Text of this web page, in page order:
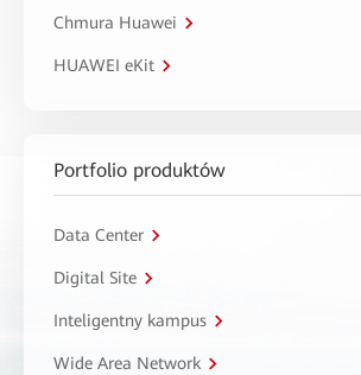
Chmura Huawei
HUAWEI eKit
Portfolio produktów
Data Center
Digital Site
Inteligentny kampus
Wide Area Network